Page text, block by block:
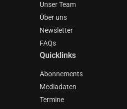
Unser Team
Über uns
Newsletter
FAQs
Quicklinks
Abonnements
Mediadaten
Termine